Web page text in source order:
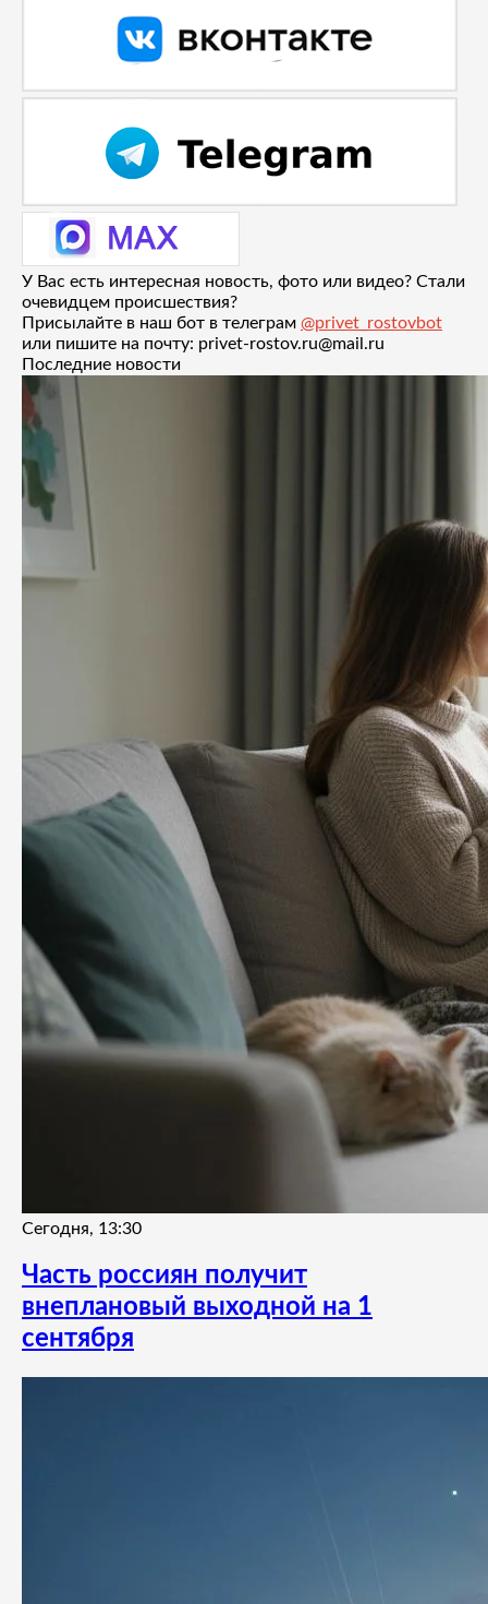
У Вас есть интересная новость, фото или видео? Стали
очевидцем происшествия?
Присылайте в наш бот в телеграм @privet_rostovbot
или пишите на почту: privet-rostov.ru@mail.ru
Последние новости
Сегодня, 13:30
Часть россиян получит
внеплановый выходной на 1
сентября